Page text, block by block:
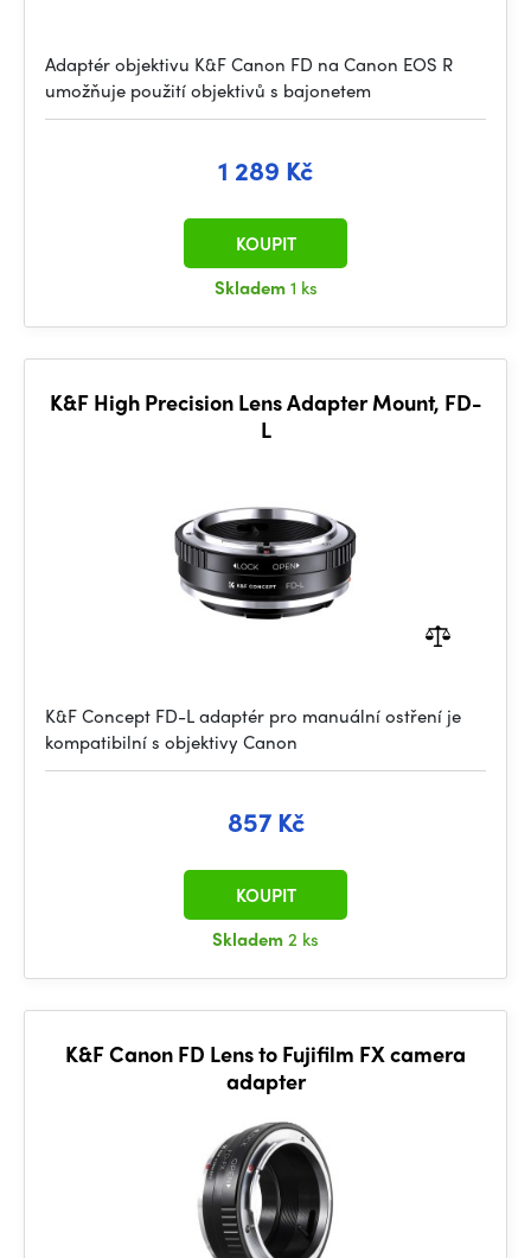
Adaptér objektivu K&F Canon FD na Canon EOS R
umožňuje použití objektivů s bajonetem
1 289 Kč
Skladem1 ks
KOUPIT
K&F High Precision Lens Adapter Mount, FD-
L
K&F Concept FD-L adaptér pro manuální ostření je
kompatibilní s objektivy Canon
857 Kč
Skladem2 ks
KOUPIT
K&F Canon FD Lens to Fujifilm FX camera
adapter